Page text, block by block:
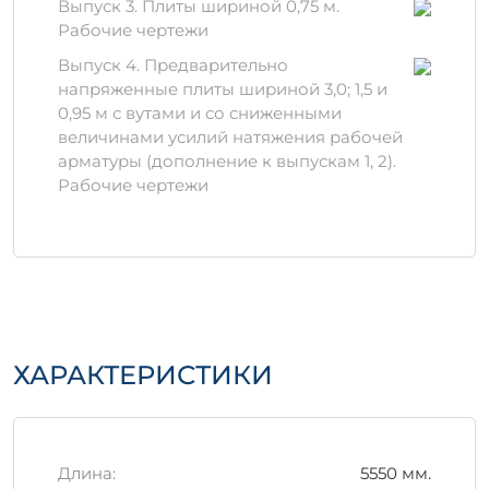
воздействиям.
Долговечность:
производстве высококачественные
компоненты способствуют
значительному увеличению срока
службы.
Устойчивость к атмосферным
воздействиям:
проверенные временем материалы, такие
наполнители и вода. Современные
дизайнерским решениям быть
Выпуск 3. Плиты шириной 0,75 м.
Рабочие чертежи
Выпуск 4. Предварительно
напряженные плиты шириной 3,0; 1,5 и
0,95 м с вутами и со сниженными
величинами усилий натяжения рабочей
арматуры (дополнение к выпускам 1, 2).
Рабочие чертежи
ХАРАКТЕРИСТИКИ
Длина:
5550 мм.